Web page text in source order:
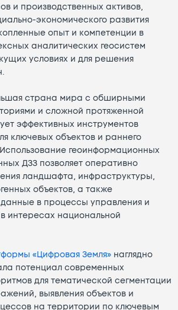
и производственных активов,
экономического развития
опыт и компетенции в
аналитических геосистем
условиях и для решения
страна мира с обширными
и сложной протяженной
эффективных инструментов
ключевых объектов и раннего
геоинформационных
ДЗЗ позволяет оперативно
ландшафта, инфраструктуры,
объектов, а также
данные в процессы управления и
интересах национальной
«Цифровая Земля» наглядно
потенциал современных
для тематической сегментации
выявления объектов и
на территории по ключевым